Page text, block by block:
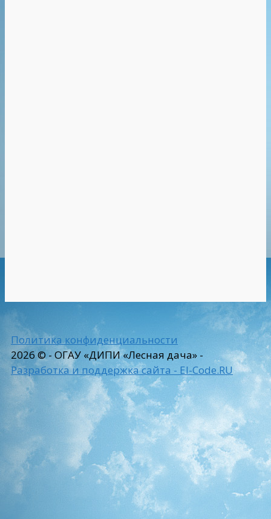
Политика конфиденциальности
2026 © - ОГАУ «ДИПИ «Лесная дача» -
Разработка и поддержка сайта - El-Code.RU